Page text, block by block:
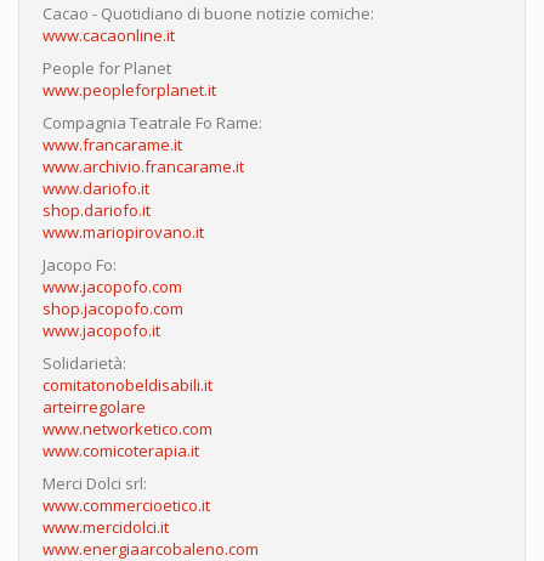
Cacao - Quotidiano di buone notizie comiche:
www.cacaonline.it
People for Planet
www.peopleforplanet.it
Compagnia Teatrale Fo Rame:
www.francarame.it
www.archivio.francarame.it
www.dariofo.it
shop.dariofo.it
www.mariopirovano.it
Jacopo Fo:
www.jacopofo.com
shop.jacopofo.com
www.jacopofo.it
Solidarietà:
comitatonobeldisabili.it
arteirregolare
www.networketico.com
www.comicoterapia.it
Merci Dolci srl:
www.commercioetico.it
www.mercidolci.it
www.energiaarcobaleno.com